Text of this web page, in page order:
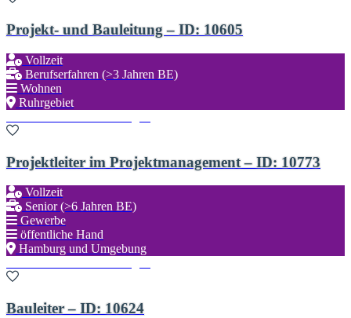
Projekt- und Bauleitung – ID: 10605
Vollzeit
Berufserfahren (>3 Jahren BE)
Wohnen
Ruhrgebiet
Projektleiter im Projektmanagement – ID: 10773
Vollzeit
Senior (>6 Jahren BE)
Gewerbe
öffentliche Hand
Hamburg und Umgebung
Bauleiter – ID: 10624